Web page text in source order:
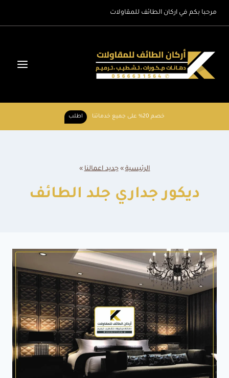
مرحبا بكم في اركان الطائف للمقاولات
خصم 20% على جميع خدماتنا اطلب
الرئيسية »جديد اعمالنا »
ديكور جداري جلد الطائف